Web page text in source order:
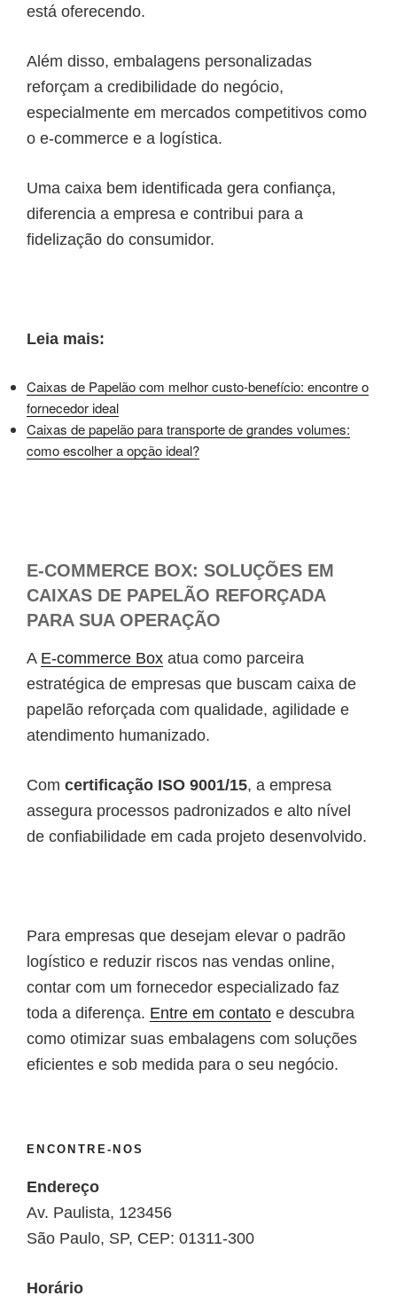
está oferecendo.
Além disso, embalagens personalizadas
reforçam a credibilidade do negócio,
especialmente em mercados competitivos como
o e-commerce e a logística.
Uma caixa bem identificada gera confiança,
diferencia a empresa e contribui para a
fidelização do consumidor.
Leia mais:
Caixas de Papelão com melhor custo-benefício: encontre o
fornecedor ideal
Caixas de papelão para transporte de grandes volumes:
como escolher a opção ideal?
E-COMMERCE BOX: SOLUÇÕES EM
CAIXAS DE PAPELÃO REFORÇADA
PARA SUA OPERAÇÃO
A E-commerce Box atua como parceira
estratégica de empresas que buscam caixa de
papelão reforçada com qualidade, agilidade e
atendimento humanizado.
Com certificação ISO 9001/15, a empresa
assegura processos padronizados e alto nível
de confiabilidade em cada projeto desenvolvido.
Para empresas que desejam elevar o padrão
logístico e reduzir riscos nas vendas online,
contar com um fornecedor especializado faz
toda a diferença. Entre em contato e descubra
como otimizar suas embalagens com soluções
eficientes e sob medida para o seu negócio.
ENCONTRE-NOS
Endereço
Av. Paulista, 123456
São Paulo, SP, CEP: 01311-300
Horário